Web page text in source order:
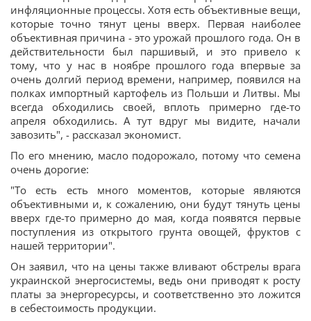
инфляционные процессы. Хотя есть объективные вещи,
которые точно тянут цены вверх. Первая наиболее
объективная причина - это урожай прошлого года. Он в
действительности был паршивый, и это привело к
тому, что у нас в ноябре прошлого года впервые за
очень долгий период времени, например, появился на
полках импортный картофель из Польши и Литвы. Мы
всегда обходились своей, вплоть примерно где-то
апреля обходились. А тут вдруг мы видите, начали
завозить", - рассказал экономист.
По его мнению, масло подорожало, потому что семена
очень дорогие:
"То есть есть много моментов, которые являются
объективными и, к сожалению, они будут тянуть цены
вверх где-то примерно до мая, когда появятся первые
поступления из открытого грунта овощей, фруктов с
нашей территории".
Он заявил, что на цены также вливают обстрелы врага
украинской энергосистемы, ведь они приводят к росту
платы за энергоресурсы, и соответственно это ложится
в себестоимость продукции.